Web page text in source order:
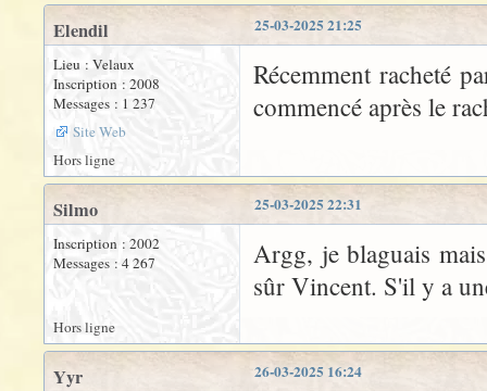
25-03-2025 21:25
Elendil
Lieu : Velaux
Inscription : 2008
Messages : 1 237
Site Web
Récemment racheté
commencé après le
Hors ligne
25-03-2025 22:31
Silmo
Inscription : 2002
Messages : 4 267
Argg, je blaguais
sûr Vincent. S'il y a
Hors ligne
26-03-2025 16:24
Yyr